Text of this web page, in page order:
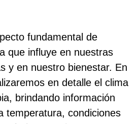
fundamental de
que influye en nuestras
y en nuestro bienestar. En
en detalle el clima
brindando información
temperatura, condiciones